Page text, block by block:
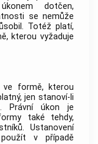
dotčen,
se nemůže
Totéž platí,
kterou vyžaduje
ve formě, kterou
jen stanoví-li
Právní úkon je
také tehdy,
Ustanovení
v případě